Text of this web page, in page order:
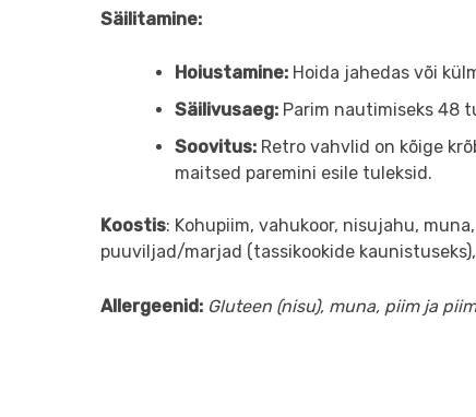
Säilitamine:
Hoiustamine: Hoida jahedas või
Säilivusaeg: Parim nautimiseks 48
Soovitus: Retro vahvlid on kõige
maitsed paremini esile tuleksid.
Koostis: Kohupiim, vahukoor, nisujahu,
puuviljad/marjad (tassikookide
​Allergeenid: Gluteen (nisu), muna, piim ja